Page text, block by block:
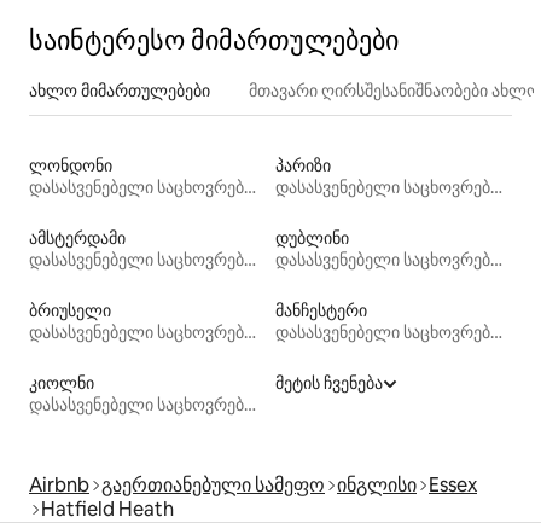
საინტერესო მიმართულებები
ახლო მიმართულებები მთავარი ღირსშესანიშნაობები
ლონდონი
დასასვენებელი საცხოვრებლები
პარიზი
დასასვენებელი საცხოვრებლები
ამსტერდამი
დასასვენებელი საცხოვრებლები
დუბლინი
დასასვენებელი საცხოვრებლები
ბრიუსელი
დასასვენებელი საცხოვრებლები
მანჩესტერი
დასასვენებელი საცხოვრებლები
კიოლნი
დასასვენებელი საცხოვრებლები
მეტის ჩვენება
Airbnb გაერთიანებული სამეფო ინგლისი Essex
Hatfield Heath